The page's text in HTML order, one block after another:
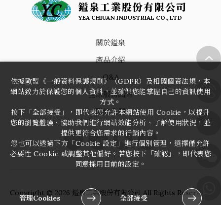
LINE
鎰泉工業股份有限公司
YEA CHIUAN INDUSTRIAL CO., LTD
關於鎰泉
產品介紹
Q&A
全球服務網絡
聯絡我們
LINE
Copyright © 2026 鎰泉工業股份有限公司 All Rights Reserved.
依據歐盟《一般資料保護規則》（GDPR）及相關個資法規，本
網站致力於保護您的個人資料，並確保您能掌握自己的資訊使用
方式。
按下「全部接受」，即代表您允許本網站使用 Cookie，以提升
您的瀏覽體驗、協助我們進行網站效能分析、了解使用狀況，並
提供更符合您需求的行銷內容。
您也可以透過下方「Cookie 設定」進行個別管理，選擇僅允許
必要性 Cookie 或調整其他偏好。若您按下「確認」，即代表您
同意採用目前的設定。
管理Cookies 全部接受